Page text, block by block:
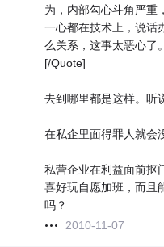
为，内部勾心斗角严重
一心都在技术上，说话
么关系，这事太恶心了。
[/Quote]
去到哪里都是这样。听
在私企里面得罪人就会
私营企业在利益面前抠
喜好玩自愿加班，而且
吗？
2010-11-07